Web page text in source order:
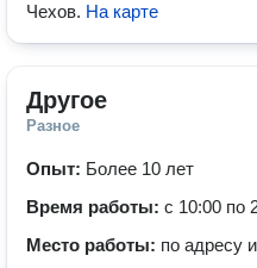
Чехов. На карте
Другое
Разное
Опыт: Более 10 лет
Время работы: с 10:00 по
Место работы: по адресу